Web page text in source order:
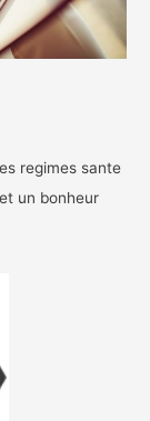
regimes sante
un bonheur